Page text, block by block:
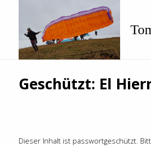
Geschützt: El
Dieser Inhalt ist passwortgeschützt.